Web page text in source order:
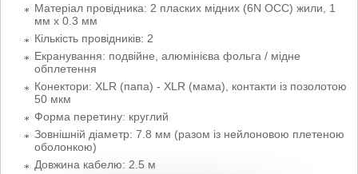
Матеріал провідника: 2 пласких мідних (6N OCC) жили, 1
мм х 0.3 мм
Кількість провідників: 2
Екранування: подвійне, алюмінієва фольга / мідне
обплетення
Конектори: XLR (папа) - XLR (мама), контакти із позолотою
50 мкм
Форма перетину: круглий
Зовнішній діаметр: 7.8 мм (разом із нейлоновою плетеною
оболонкою)
Довжина кабелю: 2.5 м